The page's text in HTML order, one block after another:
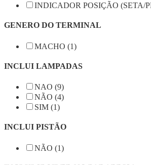
INDICADOR POSIÇÃO (SETA/
GENERO DO TERMINAL
MACHO (1)
INCLUI LAMPADAS
NAO (9)
NÃO (4)
SIM (1)
INCLUI PISTÃO
NÃO (1)